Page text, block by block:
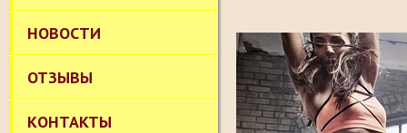
НОВОСТИ
ОТЗЫВЫ
КОНТАКТЫ